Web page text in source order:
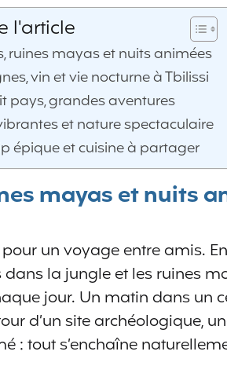
l'article
ruines mayas et nuits animées
vin et vie nocturne à Tbilissi
pays, grandes aventures
et nature spectaculaire
épique et cuisine à partager
mayas et nuits
un voyage entre amis.
dans la jungle et les ruines
jour. Un matin dans un
d’un site archéologique,
: tout s’enchaîne